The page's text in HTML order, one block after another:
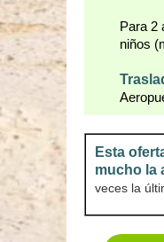
Para 2
niños
Esta
mucho la
veces la